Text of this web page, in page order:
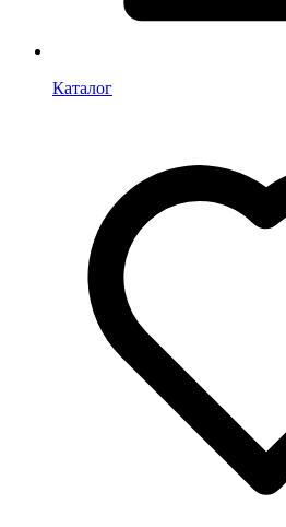
Каталог